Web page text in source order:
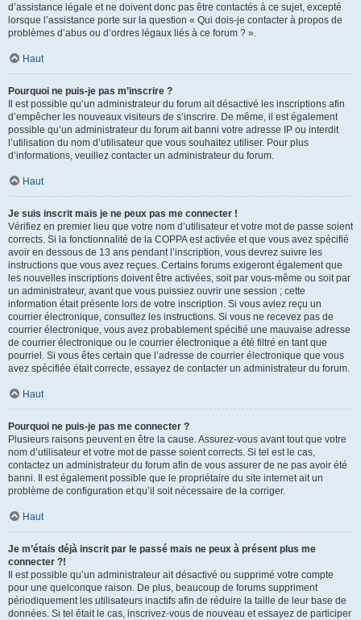
d’assistance légale et ne doivent donc pas être contactés à ce sujet, excepté
lorsque l’assistance porte sur la question « Qui dois-je contacter à propos de
problèmes d’abus ou d’ordres légaux liés à ce forum ? ».
Haut
Pourquoi ne puis-je pas m’inscrire ?
Il est possible qu’un administrateur du forum ait désactivé les inscriptions afin
d’empêcher les nouveaux visiteurs de s’inscrire. De même, il est également
possible qu’un administrateur du forum ait banni votre adresse IP ou interdit
l’utilisation du nom d’utilisateur que vous souhaitez utiliser. Pour plus
d’informations, veuillez contacter un administrateur du forum.
Haut
Je suis inscrit mais je ne peux pas me connecter !
Vérifiez en premier lieu que votre nom d’utilisateur et votre mot de passe soient
corrects. Si la fonctionnalité de la COPPA est activée et que vous avez spécifié
avoir en dessous de 13 ans pendant l’inscription, vous devrez suivre les
instructions que vous avez reçues. Certains forums exigeront également que
les nouvelles inscriptions doivent être activées, soit par vous-même ou soit par
un administrateur, avant que vous puissiez ouvrir une session ; cette
information était présente lors de votre inscription. Si vous aviez reçu un
courrier électronique, consultez les instructions. Si vous ne recevez pas de
courrier électronique, vous avez probablement spécifié une mauvaise adresse
de courrier électronique ou le courrier électronique a été filtré en tant que
pourriel. Si vous êtes certain que l’adresse de courrier électronique que vous
avez spécifiée était correcte, essayez de contacter un administrateur du forum.
Haut
Pourquoi ne puis-je pas me connecter ?
Plusieurs raisons peuvent en être la cause. Assurez-vous avant tout que votre
nom d’utilisateur et votre mot de passe soient corrects. Si tel est le cas,
contactez un administrateur du forum afin de vous assurer de ne pas avoir été
banni. Il est également possible que le propriétaire du site internet ait un
problème de configuration et qu’il soit nécessaire de la corriger.
Haut
Je m’étais déjà inscrit par le passé mais ne peux à présent plus me
connecter ?!
Il est possible qu’un administrateur ait désactivé ou supprimé votre compte
pour une quelconque raison. De plus, beaucoup de forums suppriment
périodiquement les utilisateurs inactifs afin de réduire la taille de leur base de
données. Si tel était le cas, inscrivez-vous de nouveau et essayez de participer